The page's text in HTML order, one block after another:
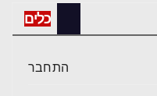
כלים
התחבר